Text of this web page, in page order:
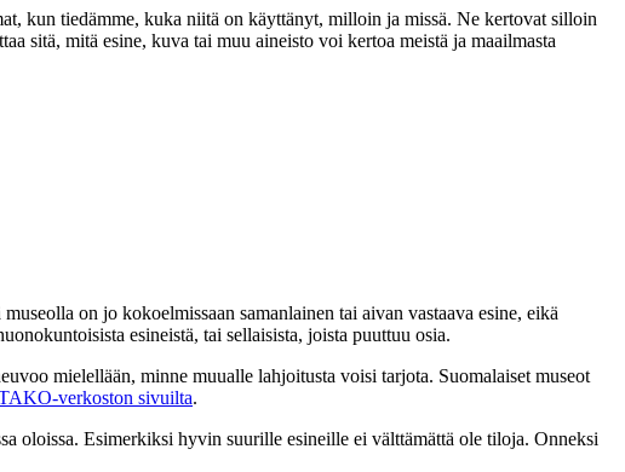
, kun tiedämme, kuka niitä on käyttänyt, milloin ja missä. Ne kertovat silloin
sitä, mitä esine, kuva tai muu aineisto voi kertoa meistä ja maailmasta
on jo kokoelmissaan samanlainen tai aivan vastaava esine, eikä
esineistä, tai sellaisista, joista puuttuu osia.
mielellään, minne muualle lahjoitusta voisi tarjota. Suomalaiset museot
verkoston sivuilta.
oloissa. Esimerkiksi hyvin suurille esineille ei välttämättä ole tiloja. Onneksi